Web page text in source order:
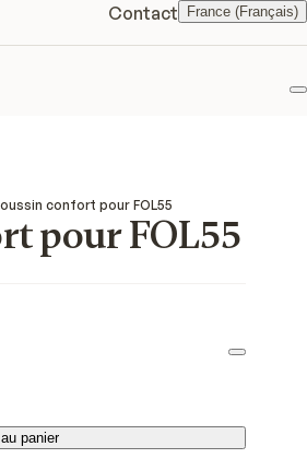
Contact France (Français)
confort pour FOL55
pour FOL55
panier
panier